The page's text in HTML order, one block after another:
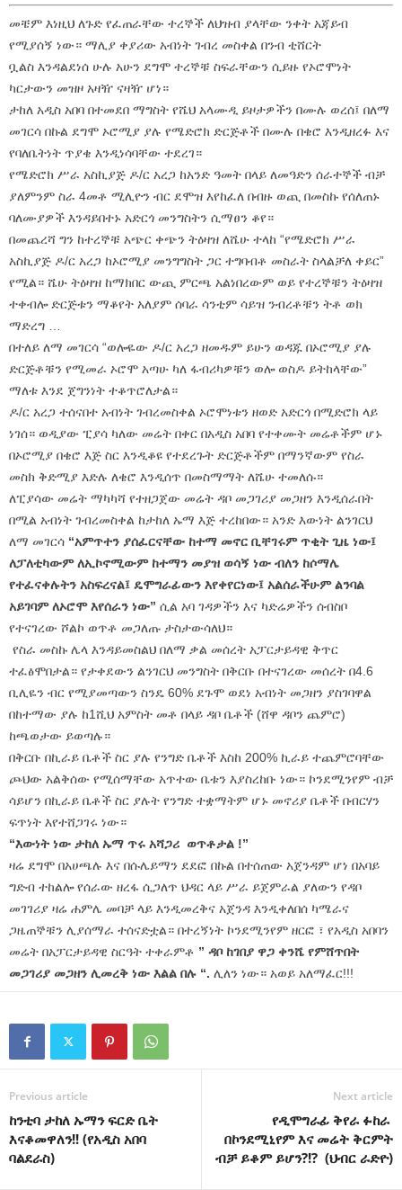
መቼም እነዚህ ለጉድ የፈጠራቸው ተረኞች ለህዝብ ያላቸው ንቀት አጃይብ
የሚያሰኝ ነው። ማሊያ ቀያሪው አብነት ገብረ መስቀል በንብ ቲሸርት
ቧልስ እንዳልደነሰ ሁሉ አሁን ደግሞ ተረኞቹ ስፍራቸውን ሲይዙ የኦሮሞነት
ካርታውን መዝዞ አዛዥ ናዛዥ ሆነ።
ታከለ አዲስ አበባ በተመደበ ማግስት የሼህ አላሙዲ ይዞታዎችን በሙሉ ወረሰ፤ በለማ
መገርሳ በኩል ደግሞ ኦሮሚያ ያሉ የሜድሮክ ድርጅቶች በሙሉ በቄሮ እንዲዘረፉ እና
የባለቤትነት ጥያቄ እንዲነሳባቸው ተደረገ።
የሜድሮክ ሥራ አስኪያጅ ዶ/ር አረጋ ከአንድ ዓመት በላይ ለመዓድን ሰራተኞች ብቻ
ያለምንም ስራ 4መቶ ሚሊዮን ብር ደሞዝ እየከፈለ በብዙ ወጪ በመስኩ የሰለጠኑ
ባለሙያዎች እንዳይበተኑ አድርጎ መንግስትን ሲማፀን ቆየ።
በመጨረሻ ግን ከተረኞቹ አጭር ቀጭን ትዕዛዝ ለሼሁ ተላከ “የሜድሮክ ሥራ
አስኪያጅ ዶ/ር አረጋ ከኦሮሚያ መንግግስት ጋር ተግባብቶ መስራት ስላልቻለ ቀይር”
የሚል። ሼሁ ትዕዛዝ ከማክበር ውጪ ምርጫ አልነበረውም ወይ የተረኞቹን ትዕዛዝ
ተቀብሎ ድርጅቱን ማቆየት አለያም ሰባራ ሳንቲም ሳይዝ ንብረቶቹን ትቶ ወክ
ማድረግ …
በተለይ ለማ መገርሳ “ወሎዬው ዶ/ር አረጋ ዘመዱም ይሁን ወዳጁ በኦሮሚያ ያሉ
ድርጅቶቹን የሚመራ ኦሮሞ አጣሁ ካለ ፋብሪካዎቹን ወሎ ወስዶ ይትከላቸው”
ማለቱ እንደ ጀግንነት ተቆጥሮለታል።
ዶ/ር አረጋ ተሰናበተ አብነት ገብረመስቀል ኦሮሞነቱን ዘወድ አድርጎ በሚድሮክ ላይ
ነገሰ። ወዲያው ፒያሳ ካለው መሬት በቀር በአዲስ አበባ የተቀሙት መሬቶችም ሆኑ
በኦሮሚያ በቄሮ እጅ ስር እንዲቆዩ የተደረጉት ድርጅቶችም በማንኛውም የስራ
መስክ ቅድሚያ እድሉ ለቄሮ እንዲሰጥ በመስማማት ለሼሁ ተመለሱ።
ለፒያሳው መሬት ማካካሻ የተዘጋጀው መሬት ዳቦ መጋገሪያ መጋዘን እንዲሰራበት
በሚል አብነት ገብረመስቀል ከታከለ ኡማ እጅ ተረከበው። አንድ እውነት ልንገርህ
ለማ መገርሳ “አምጥተን ያሰፈርናቸው ከተማ መኖር ቢቸገሩም ጥቂት ጊዜ ነው፤
ለፓለቲካውም ለኢኮኖሚውም ከተማን መያዝ ወሳኝ ነው ብለን ከሶማሌ
የተፈናቀሉትን አስፍረናል፤ ዴሞግራፊውን እየቀየርነው፤ አልሰራችሁም ልንባል
አይገባም ለኦሮሞ እየሰራን ነው” ሲል አባ ገዳዎችን እና ካድሬዎችን ሰብስቦ
የተናገረው ሾልኮ ወጥቶ መጋለጡ ታስታውሳለህ።
የስራ መስኩ ሌላ እንዳይመስልህ በለማ ቃል መሰረት አፓርታይዳዊ ቅጥር
ተፈፅሞበታል። የታቀደውን ልንገርህ መንግስት በቅርቡ በተናገረው መሰረት በ4.6
ቢሊዬን ብር የሚያመጣውን ስንዴ 60% ደጉሞ ወደነ አብነት መጋዘን ያስገባዋል
በከተማው ያሉ ከ1ሺህ አምስት መቶ በላይ ዳቦ ቤቶች (ሸዋ ዳቦን ጨምሮ)
ከጫወታው ይወጣሉ።
በቅርቡ በኪራይ ቤቶች ስር ያሉ የንግድ ቤቶች እስከ 200% ኪራይ ተጨምሮባቸው
ጮህው አልቅሰው የሚሰማቸው አጥተው ቤቱን እያስረከቡ ነው። ኮንደሚንየም ብቻ
ሳይሆን በኪራይ ቤቶች ስር ያሉት የንግድ ተቋማትም ሆኑ መኖሪያ ቤቶች በብርሃን
ፍጥነት እየተሸጋገሩ ነው።
“እውነት ነው ታከለ ኡማ ጥሩ አሻጋሪ ወጥቶታል !”
ዛሬ ደግሞ በአሀጫሉ እና በሱሌይማን ደደፎ በኩል በተሰጠው አጀንዳም ሆነ በአባይ
ግድብ ተከልሎ የሰራው ዘረፋ ሲጋለጥ ህዳር ላይ ሥራ ይጀምራል ያለውን የዳቦ
መገገሪያ ዛሬ ሐምሌ መባቻ ላይ እንዲመረቅና አጀንዳ እንዲቀለበሰ ካሜራና
ጋዜጠኞቹን ሊያሰማራ ተሰናድቷል። በተረኝነት ኮንደሚንየም ዘርፎ ፣ የአዲስ አበባን
መሬት በአፓርታይዳዊ ስርዓት ተቀራምቶ ” ዳቦ ከገበያ ዋጋ ቀንሼ የምሸጥበት
መጋገሪያ መጋዘን ሊመረቅ ነው እልል በሉ “. ሊለን ነው። አወይ አለማፈር!!!
Previous article
ከንቲባ ታከለ ኡማን ፍርድ ቤት
እናቆመዋለን!! (የአዲስ አበባ
ባልደራስ)
Next article
የዲሞግራፊ ቅየራ ፉከራ
በኮንደሚኒየም እና መሬት ቅርምት
ብቻ ይቆም ይሆን?!? (ህብር ራድዮ)